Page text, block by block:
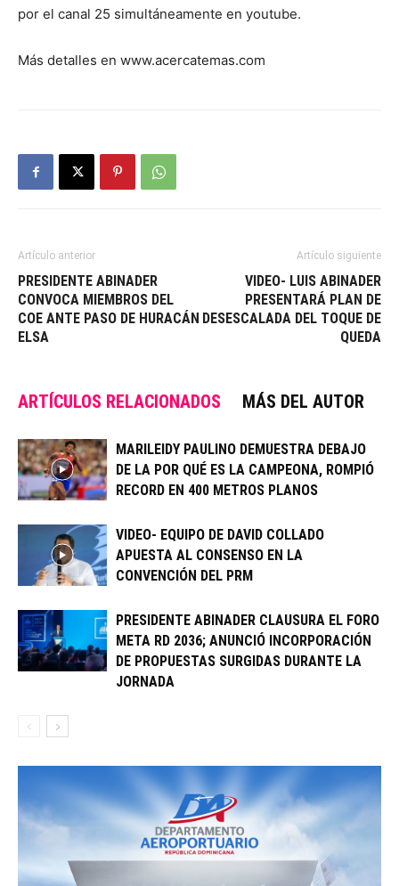
por el canal 25 simultáneamente en youtube.
Más detalles en www.acercatemas.com
Artículo anterior
PRESIDENTE ABINADER
CONVOCA MIEMBROS DEL
COE ANTE PASO DE HURACÁN
ELSA
Artículo siguiente
VIDEO- LUIS ABINADER
PRESENTARÁ PLAN DE
DESESCALADA DEL TOQUE DE
QUEDA
ARTÍCULOS RELACIONADOS MÁS DEL AUTOR
MARILEIDY PAULINO DEMUESTRA DEBAJO
DE LA POR QUÉ ES LA CAMPEONA, ROMPIÓ
RECORD EN 400 METROS PLANOS
VIDEO- EQUIPO DE DAVID COLLADO
APUESTA AL CONSENSO EN LA
CONVENCIÓN DEL PRM
PRESIDENTE ABINADER CLAUSURA EL FORO
META RD 2036; ANUNCIÓ INCORPORACIÓN
DE PROPUESTAS SURGIDAS DURANTE LA
JORNADA